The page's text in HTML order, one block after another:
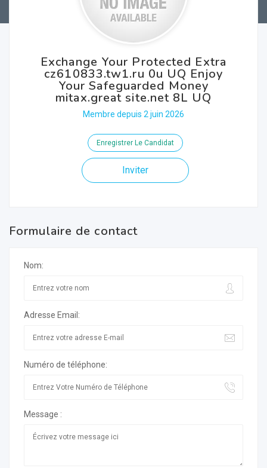
Exchange Your Protected Extra
cz610833.tw1.ru 0u UQ Enjoy
Your Safeguarded Money
mitax.great site.net 8L UQ
Membre depuis 2 juin 2026
Enregistrer Le Candidat
Inviter
Formulaire de contact
Nom:
Adresse Email:
Numéro de téléphone:
Message :